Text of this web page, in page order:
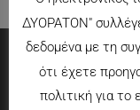
ΔΥΟΡΑΤΟΝ"
δεδομένα με τη
ότι έχετε
πολιτική για